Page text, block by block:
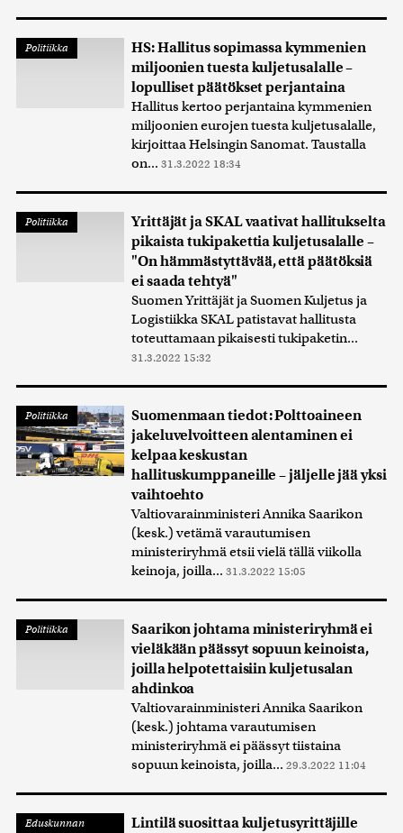
Politiikka
HS: Hallitus sopimassa kymmenien
miljoonien tuesta kuljetusalalle –
lopulliset päätökset perjantaina
Hallitus kertoo perjantaina kymmenien
miljoonien eurojen tuesta kuljetusalalle,
kirjoittaa Helsingin Sanomat. Taustalla
on... 31.3.2022 18:34
Politiikka
Yrittäjät ja SKAL vaativat hallitukselta
pikaista tukipakettia kuljetusalalle –
"On hämmästyttävää, että päätöksiä
ei saada tehtyä"
Suomen Yrittäjät ja Suomen Kuljetus ja
Logistiikka SKAL patistavat hallitusta
toteuttamaan pikaisesti tukipaketin...
31.3.2022 15:32
Politiikka
Suomenmaan tiedot: Polttoaineen
jakeluvelvoitteen alentaminen ei
kelpaa keskustan
hallituskumppaneille – jäljelle jää yksi
vaihtoehto
Valtiovarainministeri Annika Saarikon
(kesk.) vetämä varautumisen
ministeriryhmä etsii vielä tällä viikolla
keinoja, joilla... 31.3.2022 15:05
Politiikka
Saarikon johtama ministeriryhmä ei
vieläkään päässyt sopuun keinoista,
joilla helpotettaisiin kuljetusalan
ahdinkoa
Valtiovarainministeri Annika Saarikon
(kesk.) johtama varautumisen
ministeriryhmä ei päässyt tiistaina
sopuun keinoista, joilla... 29.3.2022 11:04
Eduskunnan
Lintilä suosittaa kuljetusyrittäjille